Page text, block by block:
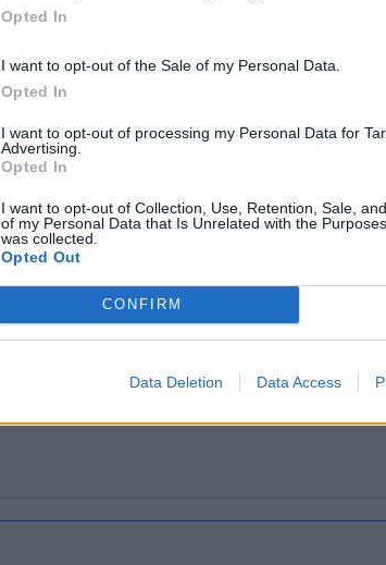
Opted In
I want to opt-out of the Sale of my Personal Data.
Opted In
I want to opt-out of processing my Personal Data for
Advertising.
Opted In
I want to opt-out of Collection, Use, Retention, Sale,
of my Personal Data that Is Unrelated with the
was collected.
Opted Out
CONFIRM
Data Deletion Data Access